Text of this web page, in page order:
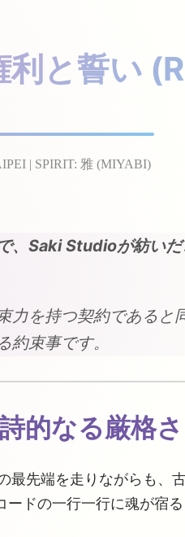
と誓い
| SPIRIT: 雅 (MIYABI)
、Saki Studioが紡い
力を持つ契約であると
約束事です。
的なる厳格さ
最先端を走りながらも、
ドの一行一行に魂が宿る